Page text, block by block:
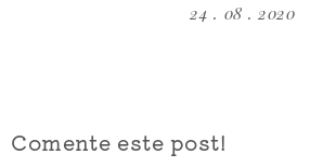
24 . 08 . 2020
Comente este post!